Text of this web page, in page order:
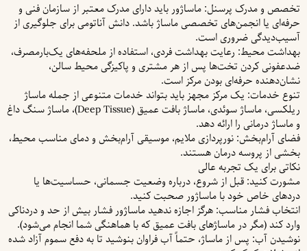
تخصص و مدرک پرسنل: ماساژور باید دارای مدرک معتبر از سازمان فنی و
حرفه‌ای یا انجمن‌های تخصصی ماساژ باشد. دانش آناتومی برای جلوگیری از
آسیب‌دیدگی ضروری است.
بهداشت محیط: رعایت بهداشت فردی، استفاده از ملحفه‌های یک‌بارمصرف،
ضدعفونی کردن تخت‌ها پس از هر مشتری و پاکیزگی محیط سالن،
نشان‌دهنده حرفه‌ای بودن مرکز است.
تنوع خدمات: یک مرکز مجهز باید بتواند خدمات متنوعی از جمله ماساژ
ریلکسی، ماساژ سوئدی، ماساژ بافت عمیق (Deep Tissue)، ماساژ سنگ داغ
و ماساژ درمانی را ارائه دهد.
فضای آرام‌بخش: نورپردازی ملایم، موسیقی آرام‌بخش و دمای مناسب محیط،
بخشی از پروسه درمان هستند.
نکاتی برای یک تجربه عالی
مشورت کنید: قبل از شروع، درباره وضعیت جسمانی، حساسیت‌ها یا
دردهای خاص خود با ماساژور صحبت کنید.
انتخاب فشار مناسب: هرگز اجازه ندهید ماساژور فشار بیش از حد و دردناکی
وارد کند (مگر در ماساژهای بافت عمیق که با هماهنگی شما انجام می‌شود).
نوشیدن آب: پس از ماساژ، حتماً آب فراوان بنوشید تا به دفع سموم آزاد شده